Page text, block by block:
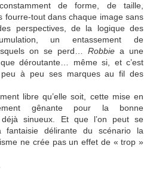
de forme, de taille,
fourre-tout dans chaque image sans
perspectives, de la logique des
un entassement de
on se perd… Robbie a une
déroutante… même si, et c’est
à peu ses marques au fil des
libre qu’elle soit, cette mise en
gênante pour la bonne
déjà sinueux. Et que l’on peut se
délirante du scénario la
ne crée pas un effet de « trop »